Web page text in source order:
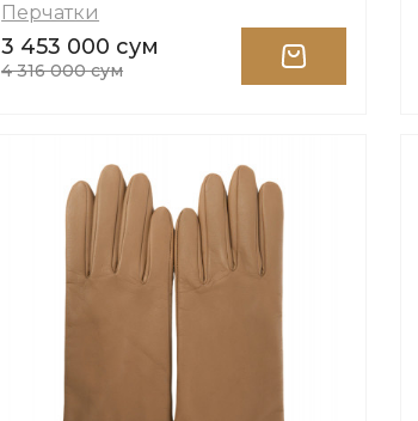
Перчатки
3 453 000 сум
4 316 000 сум